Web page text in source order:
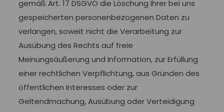
gemäß Art. 17 DSGVO die Löschung Ihrer bei uns
gespeicherten personenbezogenen Daten zu
verlangen, soweit nicht die Verarbeitung zur
Ausübung des Rechts auf freie
Meinungsäußerung und Information, zur Erfüllung
einer rechtlichen Verpflichtung, aus Gründen des
öffentlichen Interesses oder zur
Geltendmachung, Ausübung oder Verteidigung